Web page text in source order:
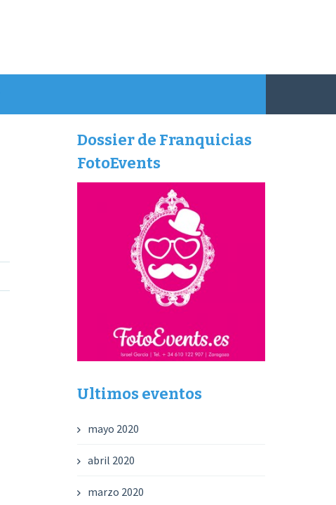
Dossier de Franquicias
FotoEvents
Ultimos eventos
mayo 2020
abril 2020
marzo 2020